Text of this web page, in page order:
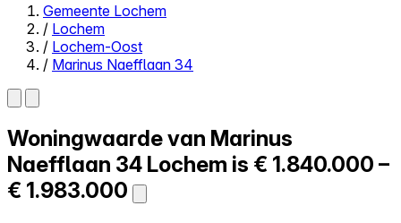
Close menu
Zelf kopen
Alles-in-één
Reviews
Prijzen
Gemeente Lochem
/ Lochem
/ Lochem-Oost
/ Marinus Naefflaan 34
Woningwaarde van Marinus
Naefflaan 34 Lochem is € 1.840.000 –
€ 1.983.000